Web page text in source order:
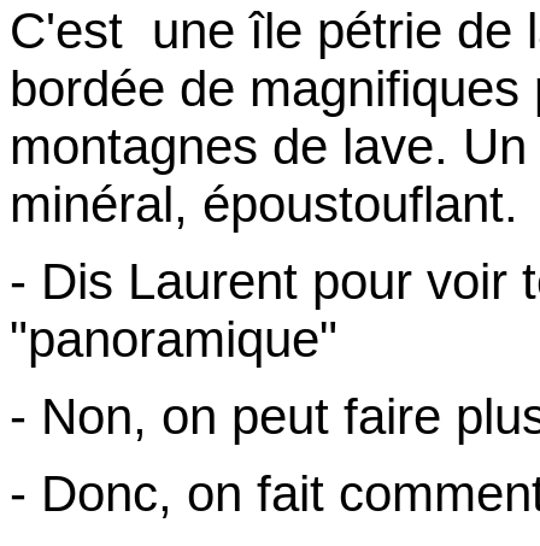
C'est une île pétrie de
bordée de
montagnes de lave.
minéral, époustouflant.
- Dis Laurent pour voir
"panoramique"
- Non, on peut faire
- Donc, on fait